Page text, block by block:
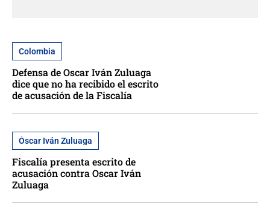
Colombia
Defensa de Oscar Iván Zuluaga
dice que no ha recibido el escrito
de acusación de la Fiscalía
Óscar Iván Zuluaga
Fiscalía presenta escrito de
acusación contra Oscar Iván
Zuluaga